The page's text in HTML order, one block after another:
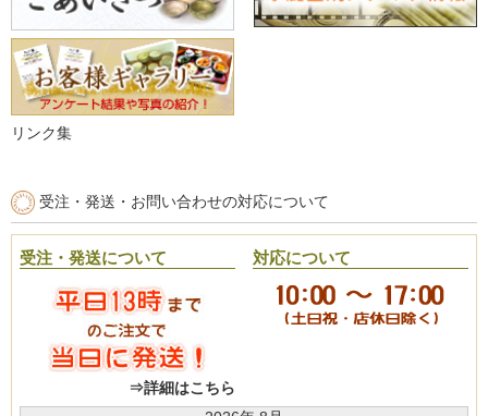
リンク集
受注・発送・お問い合わせの対応について
受注・発送について
⇒詳細はこちら
対応について